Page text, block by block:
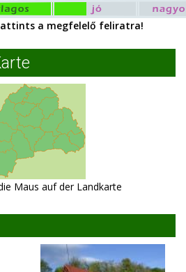
a megfelelő feliratra!
Maus auf der Landkarte